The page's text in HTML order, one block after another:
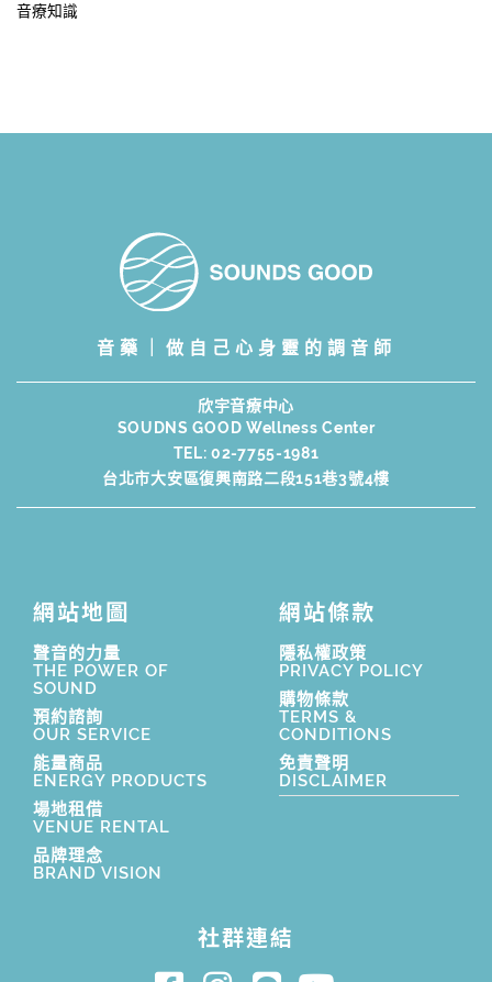
音療知識
音藥｜做自己心身靈的調音師
欣宇音療中心
SOUDNS GOOD Wellness Center
TEL:02-7755-1981
台北市大安區復興南路二段151巷3號4樓
網站地圖
聲音的力量
THE POWER OF
SOUND
預約諮詢
OUR SERVICE
能量商品
ENERGY PRODUCTS
場地租借
VENUE RENTAL
品牌理念
BRAND VISION
網站條款
隱私權政策
PRIVACY POLICY
購物條款
TERMS &
CONDITIONS
免責聲明
DISCLAIMER
社群連結